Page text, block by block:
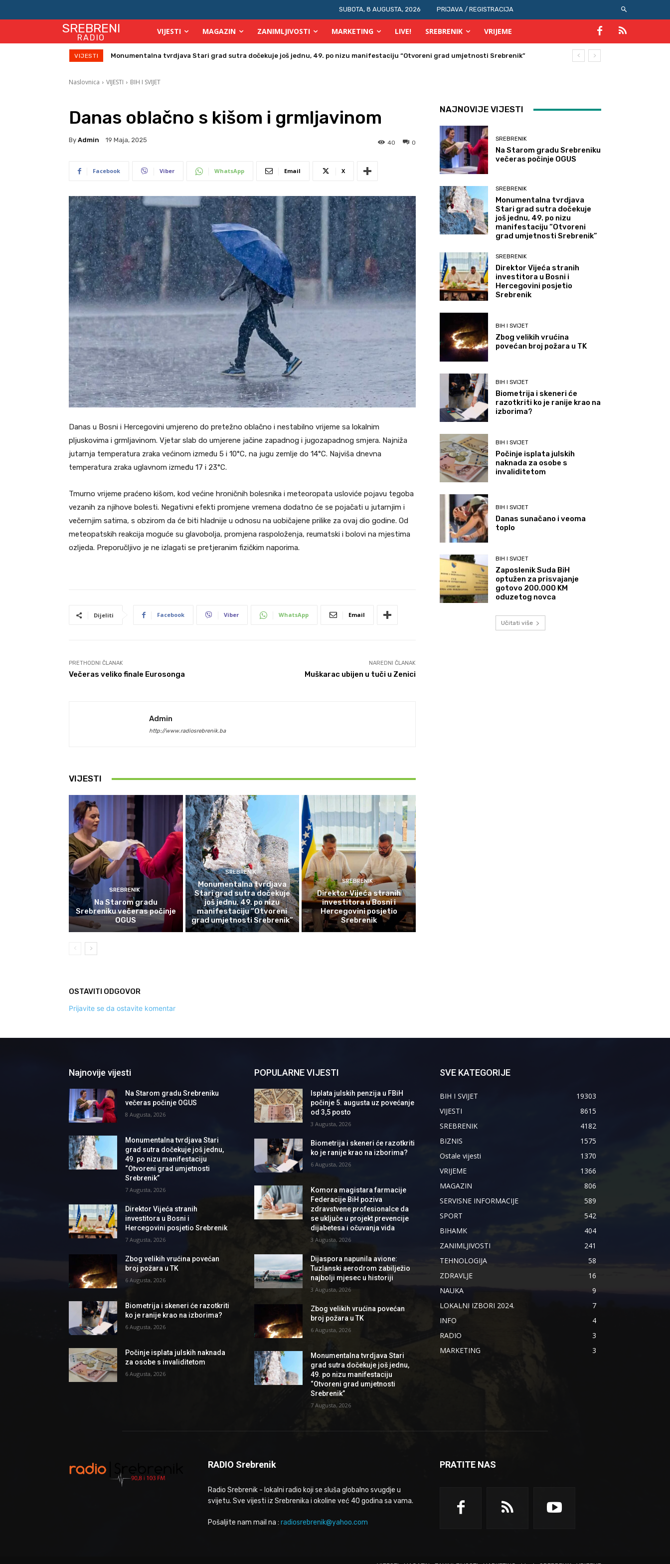
SUBOTA, 8 AUGUSTA, 2026 PRIJAVA / REGISTRACIJA
SREBRENI
RADIO
VIJESTI MAGAZIN ZANIMLJIVOSTI MARKETING LIVE! SREBRENIK VRIJEME
VIJESTI Direktor Vijeća stranih investitora u Bosni i Hercegovini posjetio Srebrenik
Naslovnica VIJESTI BIH I SVIJET
Danas oblačno s kišom i grmljavinom
By Admin 19 Maja, 2025 0
40
Facebook Viber WhatsApp Email X
Danas u Bosni i Hercegovini umjereno do pretežno oblačno i nestabilno vrijeme sa lokalnim
pljuskovima i grmljavinom. Vjetar slab do umjerene jačine zapadnog i jugozapadnog smjera. Najniža
jutarnja temperatura zraka većinom između 5 i 10°C, na jugu zemlje do 14°C. Najviša dnevna
temperatura zraka uglavnom između 17 i 23°C.
Tmurno vrijeme praćeno kišom, kod većine hroničnih bolesnika i meteoropata usloviće pojavu tegoba
vezanih za njihove bolesti. Negativni efekti promjene vremena dodatno će se pojačati u jutarnjim i
večernjim satima, s obzirom da će biti hladnije u odnosu na uobičajene prilike za ovaj dio godine. Od
meteopatskih reakcija moguće su glavobolja, promjena raspoloženja, reumatski i bolovi na mjestima
ozljeda. Preporučljivo je ne izlagati se pretjeranim fizičkim naporima.
Dijeliti Facebook Viber WhatsApp Email
PRETHODNI ČLANAK
Večeras veliko finale Eurosonga
NAREDNI ČLANAK
Muškarac ubijen u tuči u Zenici
Admin
http://www.radiosrebrenik.ba
VIJESTI
SREBRENIK
Na Starom gradu
Srebreniku večeras počinje
OGUS
SREBRENIK
Monumentalna tvrdjava
Stari grad sutra dočekuje
još jednu, 49. po nizu
manifestaciju “Otvoreni
grad umjetnosti Srebrenik”
SREBRENIK
Direktor Vijeća stranih
investitora u Bosni i
Hercegovini posjetio
Srebrenik
OSTAVITI ODGOVOR
Prijavite se da ostavite komentar
NAJNOVIJE VIJESTI
SREBRENIK
Na Starom gradu Srebreniku
večeras počinje OGUS
SREBRENIK
Monumentalna tvrdjava
Stari grad sutra dočekuje
još jednu, 49. po nizu
manifestaciju “Otvoreni
grad umjetnosti Srebrenik”
SREBRENIK
Direktor Vijeća stranih
investitora u Bosni i
Hercegovini posjetio
Srebrenik
BIH I SVIJET
Zbog velikih vrućina
povećan broj požara u TK
BIH I SVIJET
Biometrija i skeneri će
razotkriti ko je ranije krao na
izborima?
BIH I SVIJET
Počinje isplata julskih
naknada za osobe s
invaliditetom
BIH I SVIJET
Danas sunačano i veoma
toplo
BIH I SVIJET
Zaposlenik Suda BiH
optužen za prisvajanje
gotovo 200.000 KM
oduzetog novca
Učitati više
Najnovije vijesti
Na Starom gradu Srebreniku
večeras počinje OGUS
8 Augusta, 2026
Monumentalna tvrdjava Stari
grad sutra dočekuje još jednu,
49. po nizu manifestaciju
“Otvoreni grad umjetnosti
Srebrenik”
7 Augusta, 2026
Direktor Vijeća stranih
investitora u Bosni i
Hercegovini posjetio Srebrenik
7 Augusta, 2026
Zbog velikih vrućina povećan
broj požara u TK
6 Augusta, 2026
Biometrija i skeneri će razotkriti
ko je ranije krao na izborima?
6 Augusta, 2026
Počinje isplata julskih naknada
za osobe s invaliditetom
6 Augusta, 2026
POPULARNE VIJESTI
Isplata julskih penzija u FBiH
počinje 5. augusta uz povećanje
od 3,5 posto
3 Augusta, 2026
Biometrija i skeneri će razotkriti
ko je ranije krao na izborima?
6 Augusta, 2026
Komora magistara farmacije
Federacije BiH poziva
zdravstvene profesionalce da
se uključe u projekt prevencije
dijabetesa i očuvanja vida
3 Augusta, 2026
Dijaspora napunila avione:
Tuzlanski aerodrom zabilježio
najbolji mjesec u historiji
3 Augusta, 2026
Zbog velikih vrućina povećan
broj požara u TK
6 Augusta, 2026
Monumentalna tvrdjava Stari
grad sutra dočekuje još jednu,
49. po nizu manifestaciju
“Otvoreni grad umjetnosti
Srebrenik”
7 Augusta, 2026
SVE KATEGORIJE
BIH I SVIJET
19303
VIJESTI
8615
SREBRENIK
4182
BIZNIS
1575
Ostale vijesti
1370
VRIJEME
1366
MAGAZIN
806
SERVISNE INFORMACIJE
589
SPORT
542
BIHAMK
404
ZANIMLJIVOSTI
241
TEHNOLOGIJA
58
ZDRAVLJE
16
NAUKA
9
LOKALNI IZBORI 2024.
7
INFO
4
RADIO
3
MARKETING
3
RADIO Srebrenik
Radio Srebrenik - lokalni radio koji se sluša globalno svugdje u
svijetu. Sve vijesti iz Srebrenika i okoline već 40 godina sa vama.
Pošaljite nam mail na : radiosrebrenik@yahoo.com
PRATITE NAS